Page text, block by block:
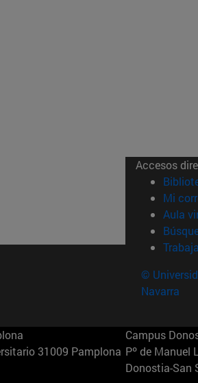
Accesos
Mi
Aula
©
Navarra
31009 Pamplona
Campus
Pº de Manuel
Donostia-San